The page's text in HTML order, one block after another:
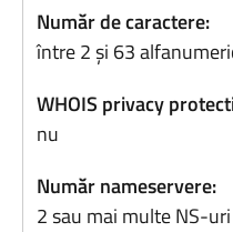
Număr de caractere:
între 2 și 63
WHOIS privacy
nu
Număr nameservere:
2 sau mai multe NS-uri